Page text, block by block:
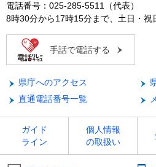
電話番号：025-285-5511（代表）
8時30分から17時15分まで、土日・祝
手話で電話する
県庁へのアクセス
直通電話番号一覧
ガイド
ライン
個人情報
の取扱い